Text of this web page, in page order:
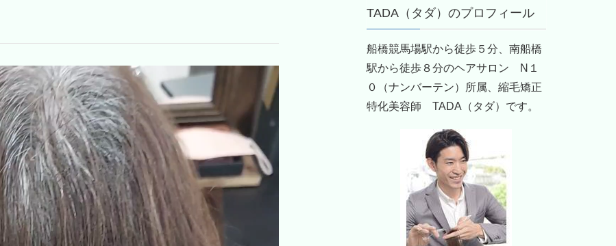
TADA（タダ）のプロフィール
船橋競馬場駅から徒歩５分、南船橋
駅から徒歩８分のヘアサロン N１
０（ナンバーテン）所属、縮毛矯正
特化美容師 TADA（タダ）です。